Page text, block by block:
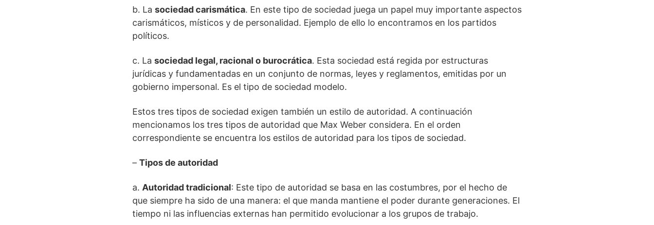
b. La sociedad carismática. En este tipo de sociedad juega un papel muy importante aspectos
carismáticos, místicos y de personalidad. Ejemplo de ello lo encontramos en los partidos
políticos.
c. La sociedad legal, racional o burocrática. Esta sociedad está regida por estructuras
jurídicas y fundamentadas en un conjunto de normas, leyes y reglamentos, emitidas por un
gobierno impersonal. Es el tipo de sociedad modelo.
Estos tres tipos de sociedad exigen también un estilo de autoridad. A continuación
mencionamos los tres tipos de autoridad que Max Weber considera. En el orden
correspondiente se encuentra los estilos de autoridad para los tipos de sociedad.
– Tipos de autoridad
a. Autoridad tradicional: Este tipo de autoridad se basa en las costumbres, por el hecho de
que siempre ha sido de una manera: el que manda mantiene el poder durante generaciones. El
tiempo ni las influencias externas han permitido evolucionar a los grupos de trabajo.